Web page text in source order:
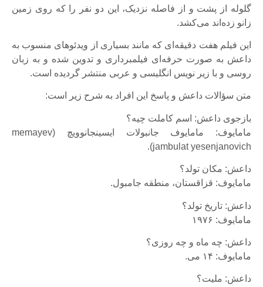
گلوله از پشت و از فاصله نزدیک، این دو نفر را که روی زمین
زانو زده‌اند می‌کشد.
این فیلم هفت دقیقه‌ای که مانند بسیاری از ویدئوهای منسوب به
داعش به صورت حرفه‌ای فیلمبرداری و تدوین شده و به زبان
روسی و با زیر نویس انگلیسی و عربی منتشر گردیده است.
متن سؤالات داعش و پاسخ این افراد به شرح زیر است:
بازجوی داعش: اسم کاملت چیه؟
مامایوف: مامایوف جانبولات ایسینجانوویچ (memayev
jambulat yesenjanovich).
داعش: مکان تولد؟
مامایوف: قزاقستان، منطقه جامبول.
داعش: تاریخ تولد؟
مامایوف: ۱۹۷۶
داعش: چه ماه و چه روزی؟
مامایوف: ۱۴ می.
داعش: ملیت؟